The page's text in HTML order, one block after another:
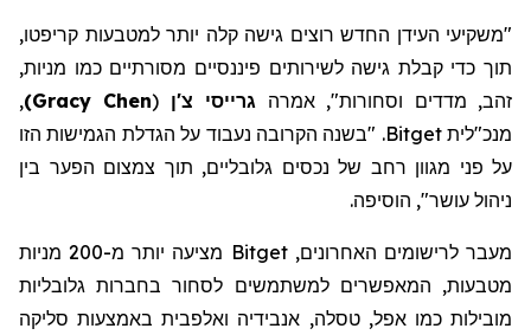
"משקיעי העידן החדש רוצים גישה קלה יותר למטבעות קריפטו,
תוך כדי קבלת גישה לשירותים פיננסיים מסורתיים כמו מניות,
זהב, מדדים וסחורות", אמרה גרייסי צ'ן (
Gracy Chen
)
,
מנכ"ליתBitget. "בשנה הקרובה נעבוד על הגדלת הגמישות הזו
על פני מגוון רחב של נכסים גלובליים, תוך צמצום הפער בין
ניהול עושר", הוסיפה.
מעבר לרישומים האחרונים,Bitget מציעה יותר מ-200
מניות
מטבעות, המאפשרים למשתמשים לסחור בחברות גלובליות
מובילות כמו אפל,טסלה, אנבידיה ואלפבית באמצעות סליקה